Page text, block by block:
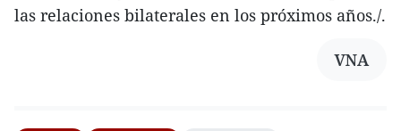
las relaciones bilaterales en los próximos años./.
VNA